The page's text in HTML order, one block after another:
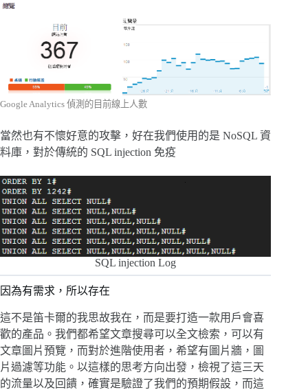
Google Analytics 偵測的目前線上人數
當然也有不懷好意的攻擊，好在我們使用的是 NoSQL 資
料庫，對於傳統的 SQL injection 免疫
SQL injection Log
因為有需求，所以存在
這不是笛卡爾的我思故我在，而是要打造一款用戶會喜
歡的產品。我們都希望文章搜尋可以全文檢索，可以有
文章圖片預覽，而對於進階使用者，希望有圖片牆，圖
片過濾等功能。以這樣的思考方向出發，檢視了這三天
的流量以及回饋，確實是驗證了我們的預期假設，而這